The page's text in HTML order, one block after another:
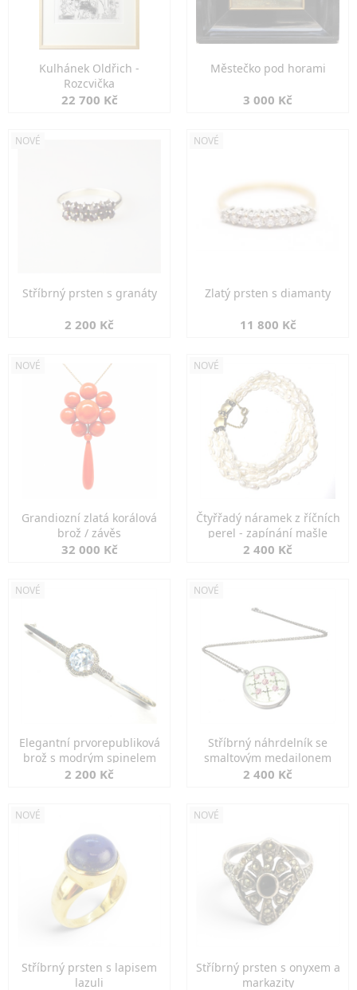
Kulhánek Oldřich -
Rozcvička
22 700 Kč
Městečko pod horami
3 000 Kč
NOVÉ
Stříbrný prsten s granáty
2 200 Kč
NOVÉ
Zlatý prsten s diamanty
11 800 Kč
NOVÉ
Grandiozní zlatá korálová
brož / závěs
32 000 Kč
NOVÉ
Čtyřřadý náramek z říčních
perel - zapínání mašle
2 400 Kč
NOVÉ
Elegantní prvorepubliková
brož s modrým spinelem
2 200 Kč
NOVÉ
Stříbrný náhrdelník se
smaltovým medailonem
2 400 Kč
NOVÉ
Stříbrný prsten s lapisem
lazuli
NOVÉ
Stříbrný prsten s onyxem a
markazity